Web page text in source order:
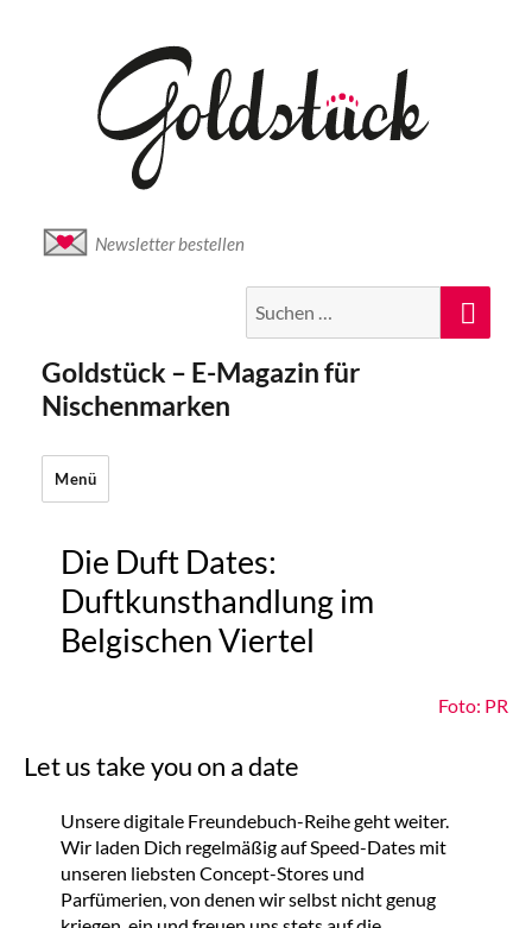
Newsletter bestellen
nach:
Goldstück – E-Magazin für
Nischenmarken
Menü
Die Duft Dates:
Duftkunsthandlung im
Belgischen Viertel
Foto: PR
Let us take you on a date
Unsere digitale Freundebuch-Reihe geht weiter.
Wir laden Dich regelmäßig auf Speed-Dates mit
unseren liebsten Concept-Stores und
Parfümerien, von denen wir selbst nicht genug